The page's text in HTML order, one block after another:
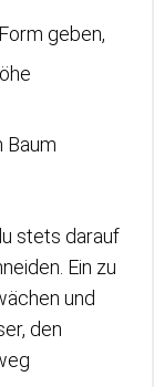
geben,
Baum
stets darauf
Ein zu
und
den